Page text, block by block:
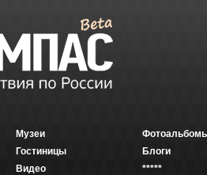
Музеи
Гостиницы
Видео
Блоги
*****